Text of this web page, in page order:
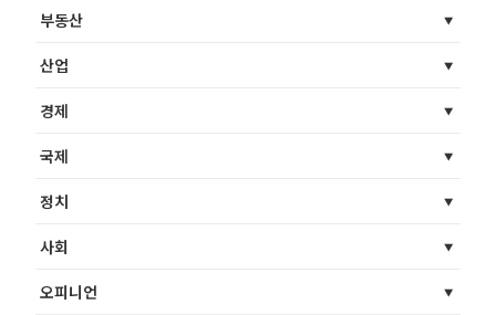
부동산
산업
경제
국제
정치
사회
오피니언